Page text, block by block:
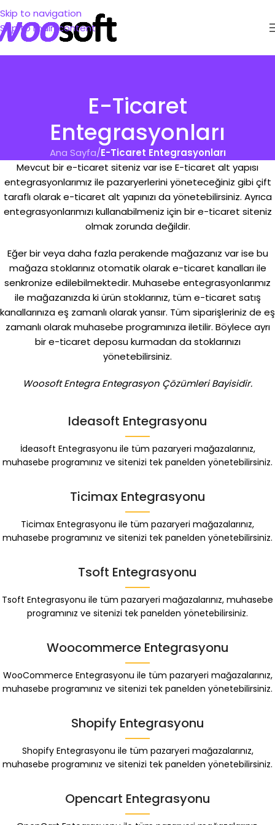
Skip to navigation
Skip to main content
E-Ticaret
Entegrasyonları
Ana Sayfa/E-Ticaret Entegrasyonları
Mevcut bir e-ticaret siteniz var ise E-ticaret alt yapısı
entegrasyonlarımız ile pazaryerlerini yöneteceğiniz gibi çift
taraflı olarak e-ticaret alt yapınızı da yönetebilirsiniz. Ayrıca
entegrasyonlarımızı kullanabilmeniz için bir e-ticaret siteniz
olmak zorunda değildir.
Eğer bir veya daha fazla perakende mağazanız var ise bu
mağaza stoklarınız otomatik olarak e-ticaret kanalları ile
senkronize edilebilmektedir. Muhasebe entegrasyonlarımız
ile mağazanızda ki ürün stoklarınız, tüm e-ticaret satış
kanallarınıza eş zamanlı olarak yansır. Tüm siparişleriniz de eş
zamanlı olarak muhasebe programınıza iletilir. Böylece ayrı
bir e-ticaret deposu kurmadan da stoklarınızı
yönetebilirsiniz.
Woosoft Entegra Entegrasyon Çözümleri Bayisidir.
Ideasoft Entegrasyonu
İdeasoft Entegrasyonu ile tüm pazaryeri mağazalarınız,
muhasebe programınız ve sitenizi tek panelden yönetebilirsiniz.
Ticimax Entegrasyonu
Ticimax Entegrasyonu ile tüm pazaryeri mağazalarınız,
muhasebe programınız ve sitenizi tek panelden yönetebilirsiniz.
Tsoft Entegrasyonu
Tsoft Entegrasyonu ile tüm pazaryeri mağazalarınız, muhasebe
programınız ve sitenizi tek panelden yönetebilirsiniz.
Woocommerce Entegrasyonu
WooCommerce Entegrasyonu ile tüm pazaryeri mağazalarınız,
muhasebe programınız ve sitenizi tek panelden yönetebilirsiniz.
Shopify Entegrasyonu
Shopify Entegrasyonu ile tüm pazaryeri mağazalarınız,
muhasebe programınız ve sitenizi tek panelden yönetebilirsiniz.
Opencart Entegrasyonu